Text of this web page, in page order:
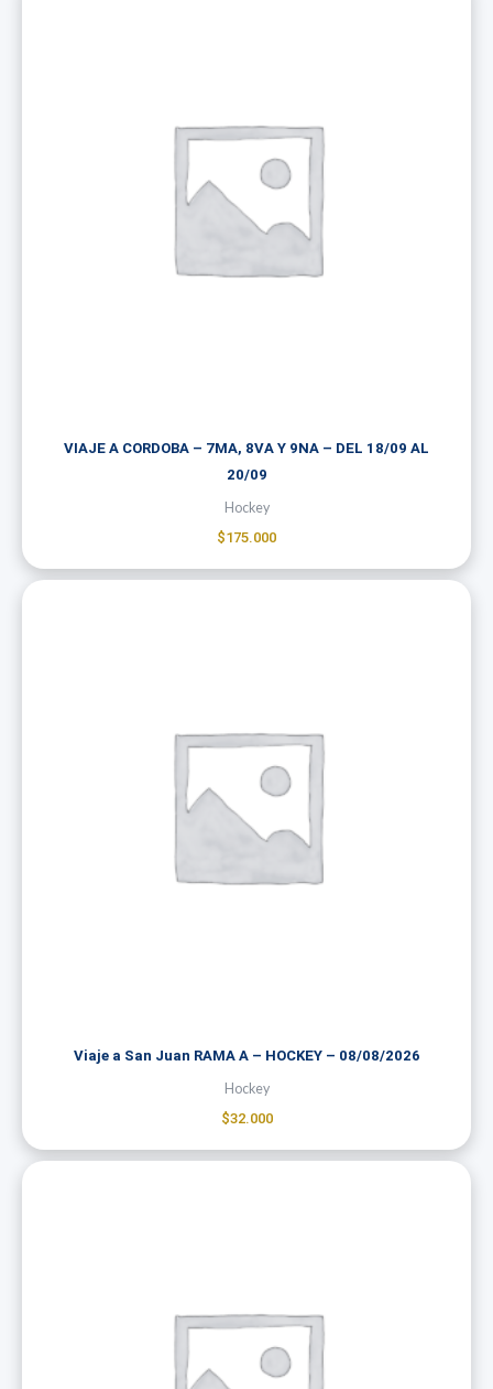
VIAJE A CORDOBA – 7MA, 8VA Y 9NA – DEL 18/09 AL
20/09
Hockey
$175.000
Viaje a San Juan RAMA A – HOCKEY – 08/08/2026
Hockey
$32.000